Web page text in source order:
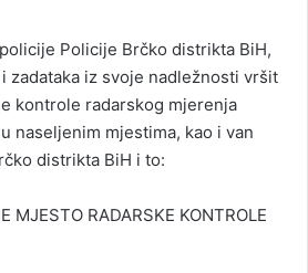
Policije Brčko distrikta BiH,
zadataka iz svoje nadležnosti vršit
kontrole radarskog mjerenja
naseljenim mjestima, kao i van
distrikta BiH i to:
MJESTO RADARSKE KONTROLE